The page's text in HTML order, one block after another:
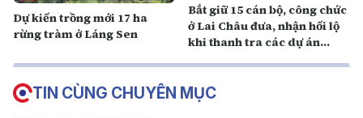
Dự kiến trồng mới 17 ha
rừng tràm ở Láng Sen
Bắt giữ 15 cán bộ, công chức
ở Lai Châu đưa, nhận hối lộ
khi thanh tra các dự án
TIN CÙNG CHUYÊN MỤC